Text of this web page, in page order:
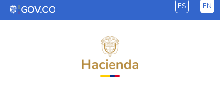
Skip to Main Content ES EN